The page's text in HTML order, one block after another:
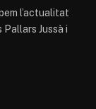
l’actualitat
Pallars Jussà i